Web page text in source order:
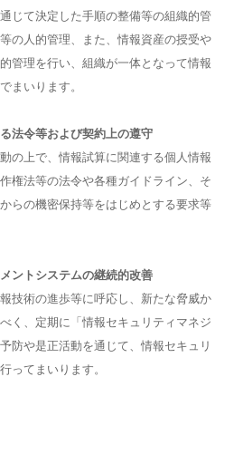
じて決定した⼿順の整備等の組織的管
の⼈的管理、また、情報資産の授受や
管理を⾏い、組織が⼀体となって情報
まいります。
法令等および契約上の遵守
の上で、情報試算に関連する個⼈情報
権法等の法令や各種ガイドライン、そ
らの機密保持等をはじめとする要求等
ントシステムの継続的改善
技術の進歩等に呼応し、新たな脅威か
く、定期に「情報セキュリティマネジ
防や是正活動を通じて、情報セキュリ
ってまいります。